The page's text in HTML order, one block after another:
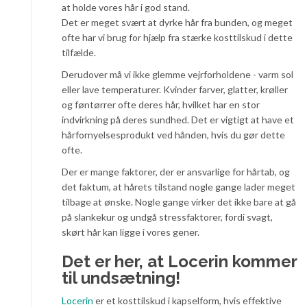
at holde vores hår i god stand.
Det er meget svært at dyrke hår fra bunden, og meget
ofte har vi brug for hjælp fra stærke kosttilskud i dette
tilfælde.
Derudover må vi ikke glemme vejrforholdene - varm sol
eller lave temperaturer. Kvinder farver, glatter, krøller
og føntørrer ofte deres hår, hvilket har en stor
indvirkning på deres sundhed. Det er vigtigt at have et
hårfornyelsesprodukt ved hånden, hvis du gør dette
ofte.
Der er mange faktorer, der er ansvarlige for hårtab, og
det faktum, at hårets tilstand nogle gange lader meget
tilbage at ønske. Nogle gange virker det ikke bare at gå
på slankekur og undgå stressfaktorer, fordi svagt,
skørt hår kan ligge i vores gener.
Det er her, at Locerin kommer
til undsætning!
Locerin er et kosttilskud i kapselform, hvis effektive